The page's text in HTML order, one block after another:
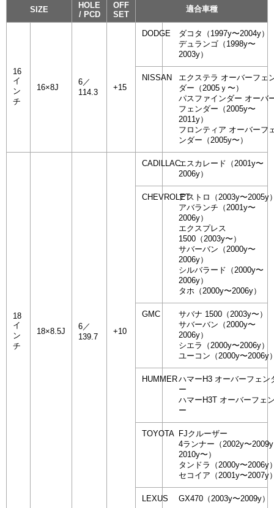
SIZE
HOLE
/ PCD
OFF
SET
適合車種
16
イ
ン
チ
16×8J
6／
114.3
+15
DODGE
ダコタ（1997y〜2004y）
デュランゴ（1998y〜
2003y）
NISSAN
エクステラ オーバーフェ
ダー（2005ｙ〜）
パスファインダー オーバ
フェンダー（2005y〜
2011y）
フロンティア オーバーフ
ンダー（2005y〜）
18
イ
ン
チ
18×8.5J
6／
139.7
+10
CADILLACエスカレード（2001y〜
2006y）
CHEVROLETアストロ（2003y〜2005y
アバランチ（2001y〜
2006y）
エクスプレス
1500（2003y〜）
サバーバン（2000y〜
2006y）
シルバラード（2000y〜
2006y）
タホ（2000y〜2006y）
GMC
サバナ 1500（2003y〜）
サバーバン（2000y〜
2006y）
シエラ（2000y〜2006y）
ユーコン（2000y〜2006y
HUMMERハマーH3 オーバーフェン
ー
ハマーH3T オーバーフェ
ー
TOYOTA FJクルーザー
4ランナー（2002y〜
2010y〜）
タンドラ（2000y〜2006y
セコイア（2001y〜2007y
LEXUS GX470（2003y〜2009y）